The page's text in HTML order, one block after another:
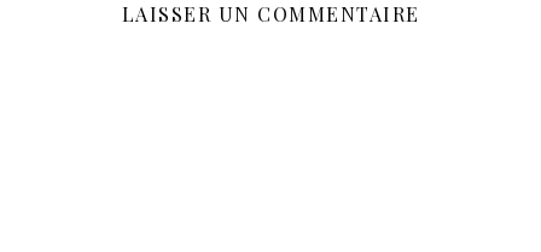
LAISSER UN COMMENTAIRE